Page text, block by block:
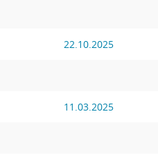
22.10.2025
11.03.2025